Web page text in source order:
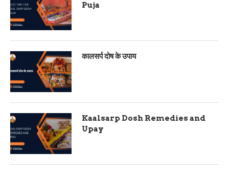
Puja
कालसर्प दोष के उपाय
Kaalsarp Dosh Remedies and
Upay